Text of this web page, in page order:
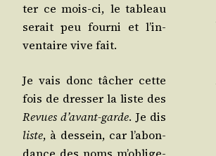
ter ce mois-ci, le tableau
serait peu four­ni et l’in­
ven­taire vive fait.
Je vais donc tâcher cette
fois de dres­ser la liste des
Revues d’a­vant-garde. Je dis
liste, à des­sein, car l’a­bon­